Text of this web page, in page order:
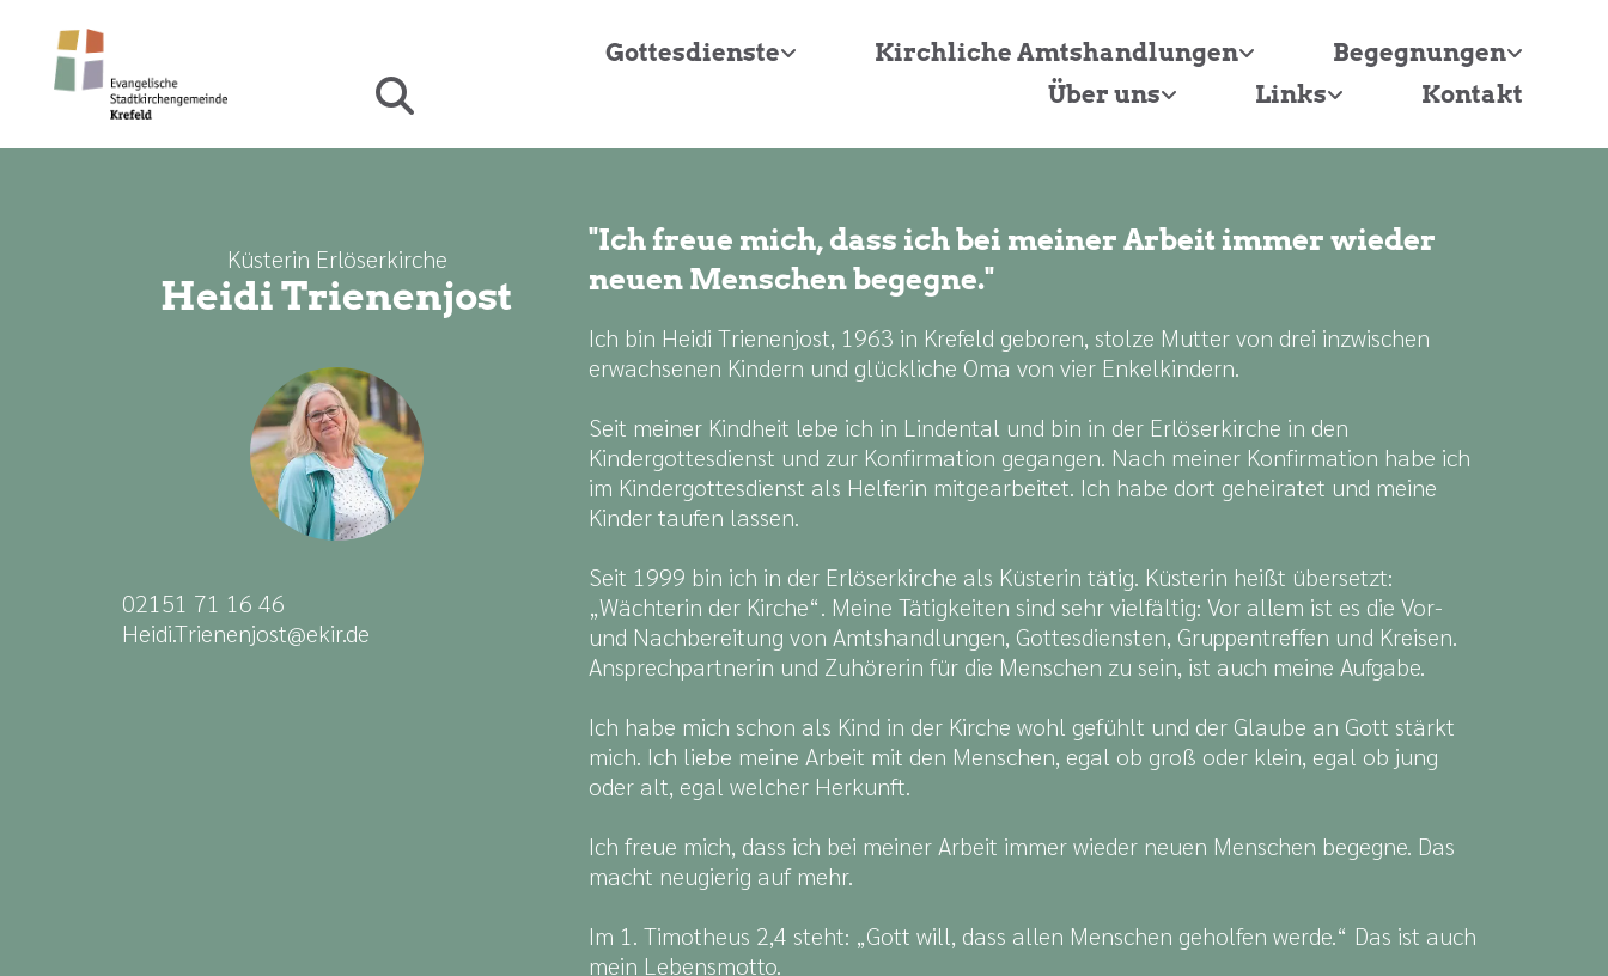
Gottesdienste Kirchliche Amtshandlungen
Begegnungen
Über uns
Links Kontakt
Küsterin Erlöserkirche
Heidi Trienenjost
02151 71 16 46
Heidi.Trienenjost@ekir.de
"Ich freue mich, dass ich bei meiner Arbeit immer wieder
neuen Menschen begegne."
Ich bin Heidi Trienenjost, 1963 in Krefeld geboren, stolze Mutter von drei inzwischen
erwachsenen Kindern und glückliche Oma von vier Enkelkindern.
Seit meiner Kindheit lebe ich in Lindental und bin in der Erlöserkirche in den
Kindergottesdienst und zur Konfirmation gegangen. Nach meiner Konfirmation habe ich
im Kindergottesdienst als Helferin mitgearbeitet. Ich habe dort geheiratet und meine
Kinder taufen lassen.
Seit 1999 bin ich in der Erlöserkirche als Küsterin tätig. Küsterin heißt übersetzt:
„Wächterin der Kirche“. Meine Tätigkeiten sind sehr vielfältig: Vor allem ist es die Vor-
und Nachbereitung von Amtshandlungen, Gottesdiensten, Gruppentreffen und Kreisen.
Ansprechpartnerin und Zuhörerin für die Menschen zu sein, ist auch meine Aufgabe.
Ich habe mich schon als Kind in der Kirche wohl gefühlt und der Glaube an Gott stärkt
mich. Ich liebe meine Arbeit mit den Menschen, egal ob groß oder klein, egal ob jung
oder alt, egal welcher Herkunft.
Ich freue mich, dass ich bei meiner Arbeit immer wieder neuen Menschen begegne. Das
macht neugierig auf mehr.
Im 1. Timotheus 2,4 steht: „Gott will, dass allen Menschen geholfen werde.“ Das ist auch
mein Lebensmotto.